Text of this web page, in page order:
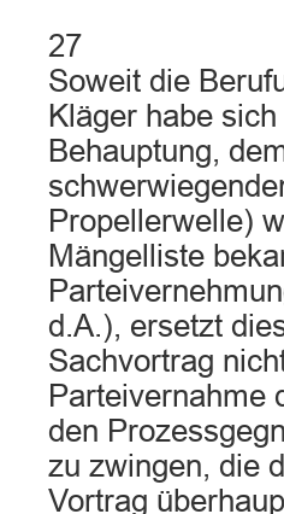
27
Soweit die
Kläger habe
Behauptung,
Propellerwelle)
Mängelliste
d.A.), ersetzt
Sachvortrag
Parteivernahme
den
zu zwingen, die
Vortrag